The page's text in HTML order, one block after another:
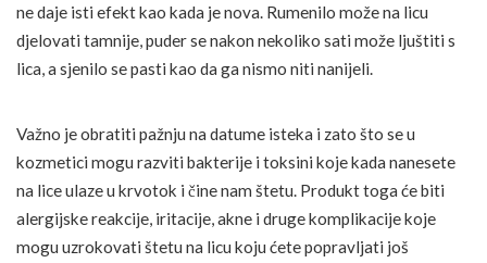
ne daje isti efekt kao kada je nova. Rumenilo može na licu
djelovati tamnije, puder se nakon nekoliko sati može ljuštiti s
lica, a sjenilo se pasti kao da ga nismo niti nanijeli.
Važno je obratiti pažnju na datume isteka i zato što se u
kozmetici mogu razviti bakterije i toksini koje kada nanesete
na lice ulaze u krvotok i čine nam štetu. Produkt toga će biti
alergijske reakcije, iritacije, akne i druge komplikacije koje
mogu uzrokovati štetu na licu koju ćete popravljati još